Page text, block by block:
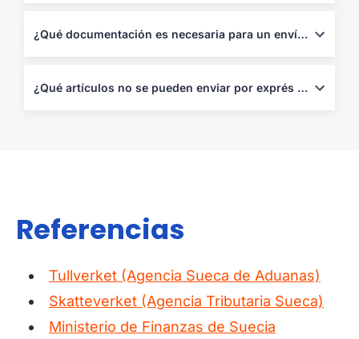
Malmö (MMX).
¿Qué documentación es necesaria para un envío exprés aéreo?
aduanera digital.
¿Qué artículos no se pueden enviar por exprés aéreo de/a Suecia?
Referencias
Tullverket (Agencia Sueca de Aduanas)
Skatteverket (Agencia Tributaria Sueca)
Ministerio de Finanzas de Suecia